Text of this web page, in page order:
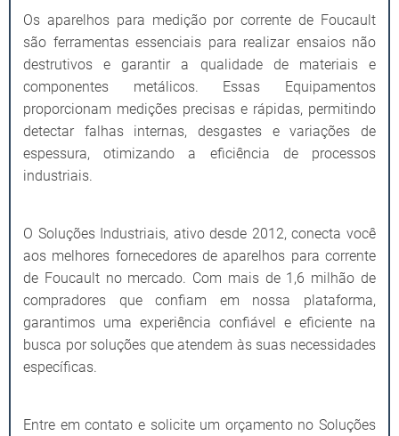
Os aparelhos para medição por corrente de Foucault
são ferramentas essenciais para realizar ensaios não
destrutivos e garantir a qualidade de materiais e
componentes metálicos. Essas Equipamentos
proporcionam medições precisas e rápidas, permitindo
detectar falhas internas, desgastes e variações de
espessura, otimizando a eficiência de processos
industriais.
O Soluções Industriais, ativo desde 2012, conecta você
aos melhores fornecedores de aparelhos para corrente
de Foucault no mercado. Com mais de 1,6 milhão de
compradores que confiam em nossa plataforma,
garantimos uma experiência confiável e eficiente na
busca por soluções que atendem às suas necessidades
específicas.
Entre em contato e solicite um orçamento no Soluções